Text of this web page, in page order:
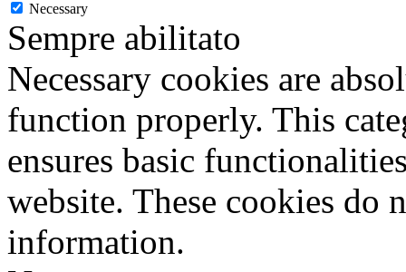
Necessary
Sempre abilitato
Necessary cookies are
function properly. This
ensures basic
website. These cookies do
information.